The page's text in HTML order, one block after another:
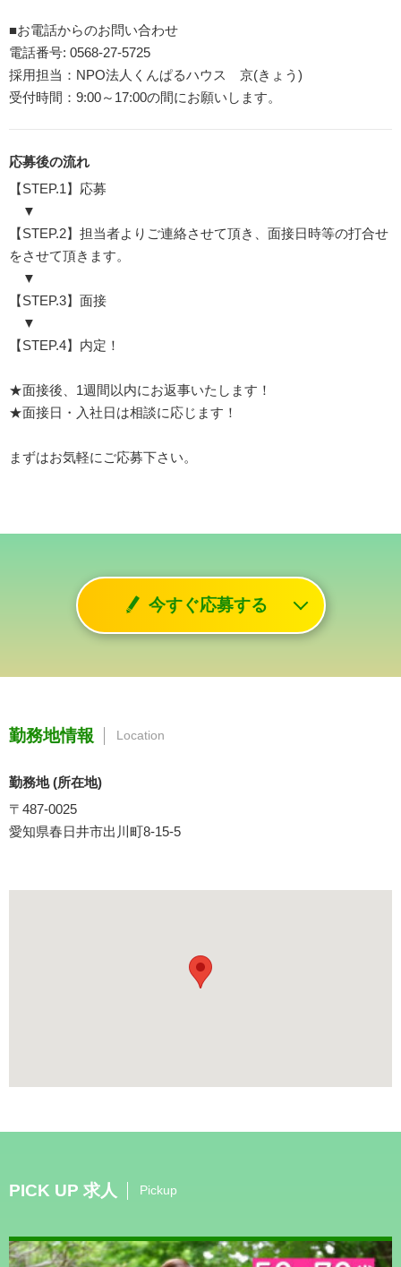
■お電話からのお問い合わせ
電話番号: 0568-27-5725
採用担当：NPO法人くんぱるハウス 京(きょう)
受付時間：9:00～17:00の間にお願いします。
応募後の流れ
【STEP.1】応募
▼
【STEP.2】担当者よりご連絡させて頂き、面接日時等の打合せ
をさせて頂きます。
▼
【STEP.3】面接
▼
【STEP.4】内定！
★面接後、1週間以内にお返事いたします！
★面接日・入社日は相談に応じます！
まずはお気軽にご応募下さい。
今すぐ応募する
勤務地情報 Location
勤務地 (所在地)
〒487-0025
愛知県春日井市出川町8-15-5
PICK UP 求人 Pickup